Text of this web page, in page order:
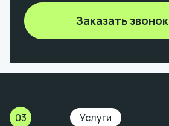
Заказать звонок
03 Услуги